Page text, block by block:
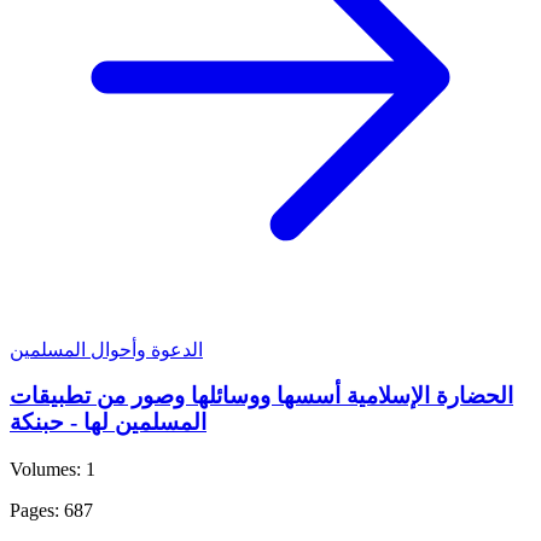
الدعوة وأحوال المسلمين
الحضارة الإسلامية أسسها ووسائلها وصور من تطبيقات
المسلمين لها - حبنكة
Volumes: 1
Pages: 687